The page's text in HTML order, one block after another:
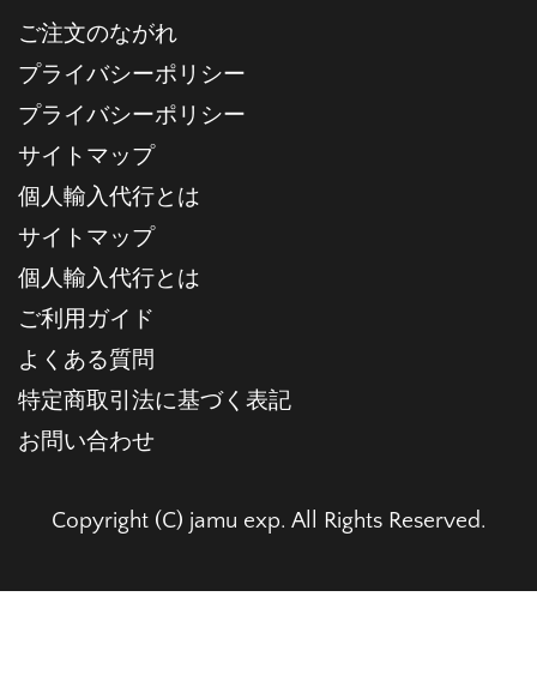
ご注文のながれ
プライバシーポリシー
プライバシーポリシー
サイトマップ
個人輸入代行とは
サイトマップ
個人輸入代行とは
ご利用ガイド
よくある質問
特定商取引法に基づく表記
お問い合わせ
Copyright (C) jamu exp. All Rights Reserved.